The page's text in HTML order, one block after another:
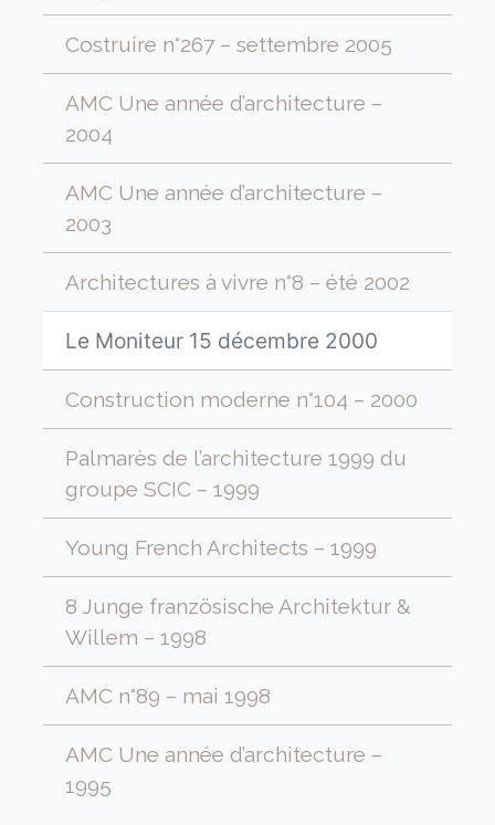
Costruire n°267 – settembre 2005
AMC Une année d’architecture –
2004
AMC Une année d’architecture –
2003
Architectures à vivre n°8 – été 2002
Le Moniteur 15 décembre 2000
Construction moderne n°104 – 2000
Palmarès de l’architecture 1999 du
groupe SCIC – 1999
Young French Architects – 1999
8 Junge französische Architektur &
Willem – 1998
AMC n°89 – mai 1998
AMC Une année d’architecture –
1995